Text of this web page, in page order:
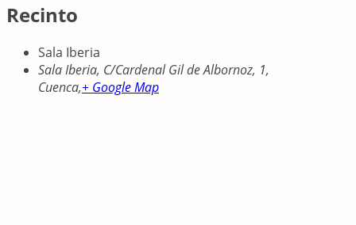
Recinto
Sala Iberia
Sala Iberia, C/Cardenal Gil de Albornoz, 1,
Cuenca,+ Google Map